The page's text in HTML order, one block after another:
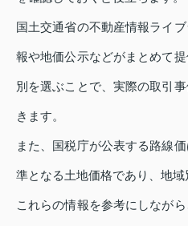
国土交通省の不動産情報ライ
報や地価公示などがまとめて
別を選ぶことで、実際の取引
きます。
また、国税庁が公表する路線
準となる土地価格であり、地域
これらの情報を参考にしなが